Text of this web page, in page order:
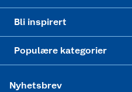
Bli inspirert
Populære kategorier
Nyhetsbrev